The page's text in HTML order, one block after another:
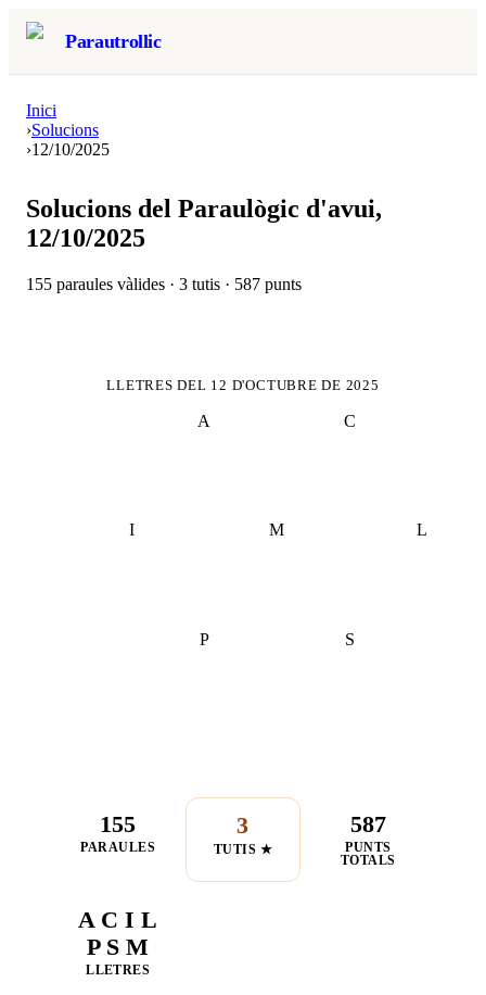
Parautrollic
Inici
›Solucions
›12/10/2025
Solucions del Paraulògic d'avui,
12/10/2025
155 paraules vàlides · 3 tutis · 587 punts
LLETRES DEL 12 D'OCTUBRE DE 2025
M
A C
I L
P S
155
PARAULES
3
TUTIS ★
587
PUNTS
TOTALS
A C I L
P S M
LLETRES